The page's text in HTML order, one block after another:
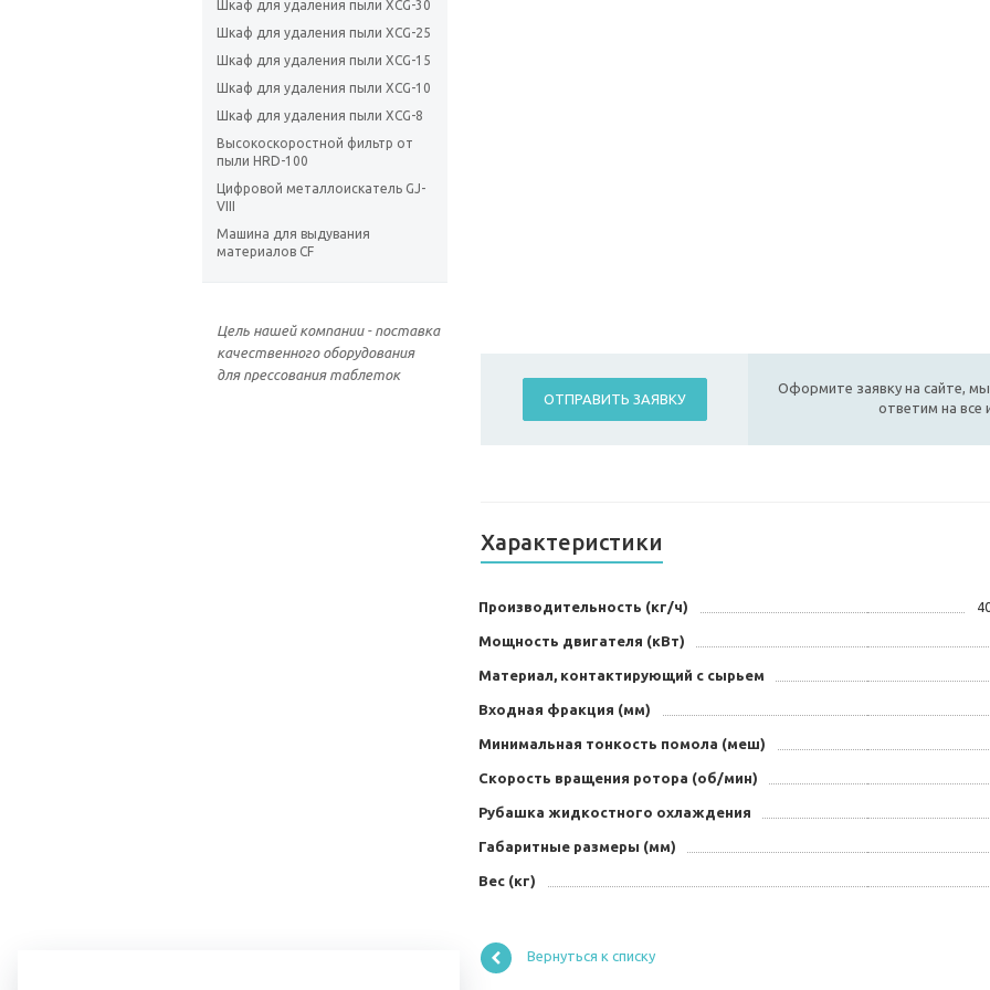
Шкаф для удаления пыли XCG-30
Шкаф для удаления пыли XCG-25
Шкаф для удаления пыли XCG-15
Шкаф для удаления пыли XCG-10
Шкаф для удаления пыли XCG-8
Высокоскоростной фильтр от
пыли HRD-100
Цифровой металлоискатель GJ-
VIII
Машина для выдувания
материалов CF
Цель нашей компании - поставка
качественного оборудования
для прессования таблеток
ОТПРАВИТЬ ЗАЯВКУ
Оформите заявку на сайте,
ответим на все
Характеристики
Производительность (кг/ч)
Мощность двигателя (кВт)
Материал, контактирующий с сырьем
Входная фракция (мм)
Минимальная тонкость помола (меш)
Скорость вращения ротора (об/мин)
Рубашка жидкостного охлаждения
Габаритные размеры (мм)
Вес (кг)
Вернуться к списку